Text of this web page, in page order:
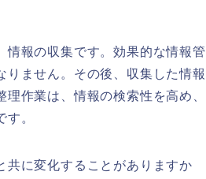
報の収集です。効果的な情報管
ません。その後、収集した情報
作業は、情報の検索性を高め、
。
共に変化することがありますか